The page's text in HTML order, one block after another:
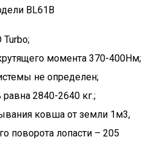
BL61B
момента 370-400Нм;
не определен;
2840-2640 кг.;
ковша от земли 1м3,
поворота лопасти – 205